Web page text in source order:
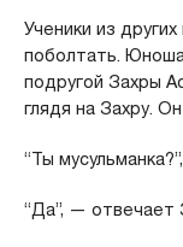
Ученики из
поболтать. Юноша
подругой Захры
глядя на Захру.
“Ты
“Да”, — отвечает